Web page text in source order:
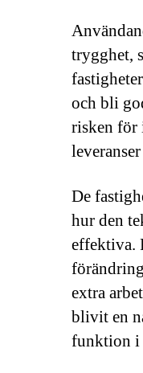
trygghet,
och bli
risken för
De
hur den
effektiva.
extra
blivit en
funktion i